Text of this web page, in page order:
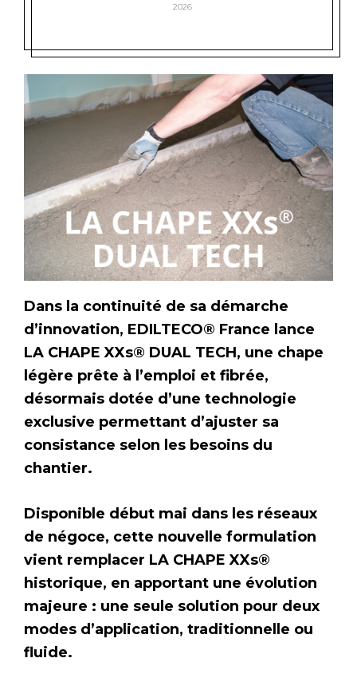
2026
Dans la continuité de sa démarche
d’innovation, EDILTECO® France lance
LA CHAPE XXs® DUAL TECH, une chape
légère prête à l’emploi et fibrée,
désormais dotée d’une technologie
exclusive permettant d’ajuster sa
consistance selon les besoins du
chantier.
Disponible début mai dans les réseaux
de négoce, cette nouvelle formulation
vient remplacer LA CHAPE XXs®
historique, en apportant une évolution
majeure : une seule solution pour deux
modes d’application, traditionnelle ou
fluide.